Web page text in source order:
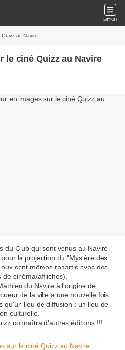
MENU
au Navire
le ciné Quizz au Navire
du Club qui sont venus au Navire
la projection du "Mystère des
sont mêmes repartis avec des
cinéma/affiiches).
du Navire à l'origine de
de la ville a une nouvelle fois
qu'un lieu de diffusion : un lieu de
culturelle.
connaîtra d'autres éditions !!!